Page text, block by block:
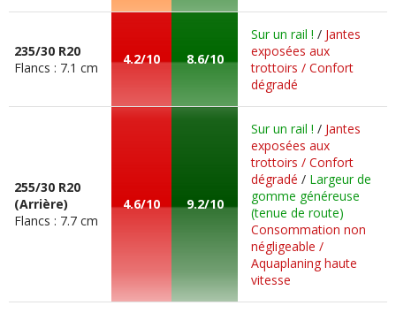
235/30 R20
Flancs : 7.1 cm
4.2/10 8.6/10
Sur un rail ! / Jantes
exposées aux
trottoirs / Confort
dégradé
255/30 R20
(Arrière)
Flancs : 7.7 cm
4.6/10 9.2/10
Sur un rail ! / Jantes
exposées aux
trottoirs / Confort
dégradé / Largeur de
gomme généreuse
(tenue de route)
Consommation non
négligeable /
Aquaplaning haute
vitesse